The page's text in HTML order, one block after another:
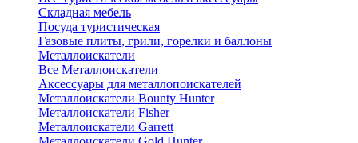
Складная мебель
Посуда туристическая
Газовые плиты, грили, горелки и баллоны
Металлоискатели
Все Металлоискатели
Аксессуары для металлопоискателей
Металлоискатели Bounty Hunter
Металлоискатели Fisher
Металлоискатели Garrett